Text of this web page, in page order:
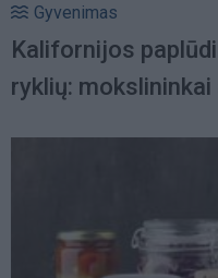
Gyvenimas
Kalifornijos
ryklių: